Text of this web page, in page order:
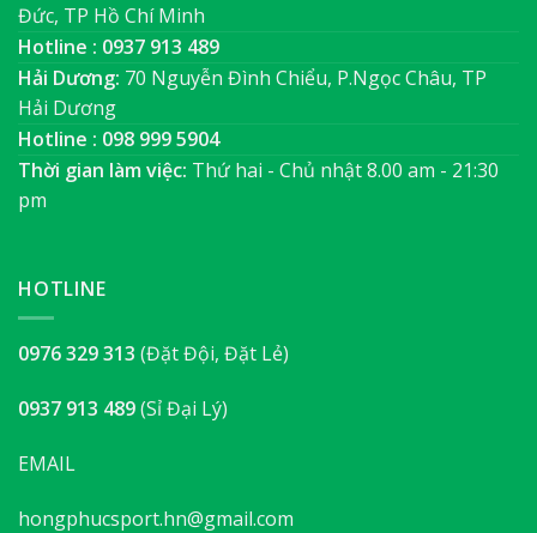
Đức, TP Hồ Chí Minh
Hotline : 0937 913 489
Hải Dương: 70 Nguyễn Đình Chiểu, P.Ngọc Châu, TP
Hải Dương
Hotline : 098 999 5904
Thời gian làm việc: Thứ hai - Chủ nhật 8.00 am - 21:30
pm
HOTLINE
0976 329 313 (Đặt Đội, Đặt Lẻ)
0937 913 489(Sỉ Đại Lý)
EMAIL
hongphucsport.hn@gmail.com